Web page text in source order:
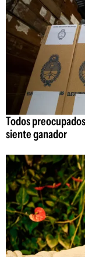
Todos
siente ganador